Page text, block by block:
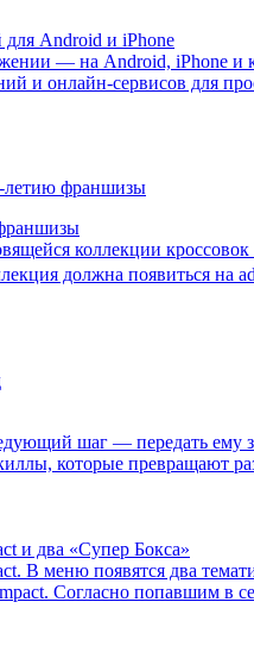
Android и iPhone
— на Android, iPhone и
и онлайн-сервисов для
коллекции
должна появиться
шаг — передать ему
которые превращают
и два «Супер Бокса»
В меню появятся два
Согласно попавшим в